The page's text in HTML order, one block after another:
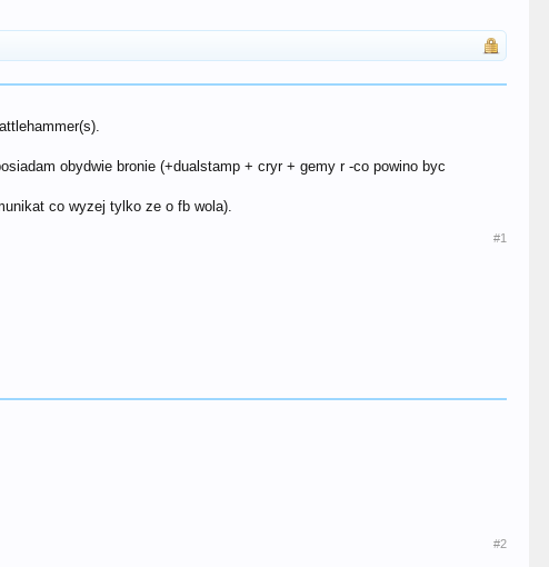
obydwie bronie (+dualstamp + cryr + gemy r -co powino byc
co wyzej tylko ze o fb wola).
#1
#2